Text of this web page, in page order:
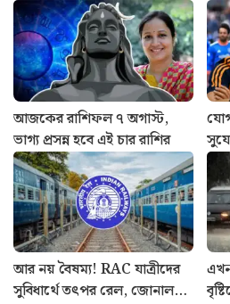
আজকের রাশিফল ৭ অগাস্ট,
ভাগ্য প্রসন্ন হবে এই চার রাশির
আর নয় বৈষম্য! RAC যাত্রীদের
সুবিধার্থে তৎপর রেল, জোনাল